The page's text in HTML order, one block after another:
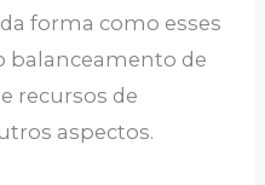
forma como esses
balanceamento de
recursos de
aspectos.